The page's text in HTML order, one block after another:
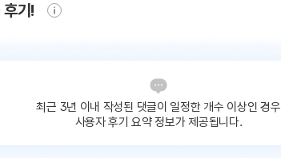
기!
최근 3년 이내 작성된 댓글이 일정한 개수 이상인 경우
사용자 후기 요약 정보가 제공됩니다.